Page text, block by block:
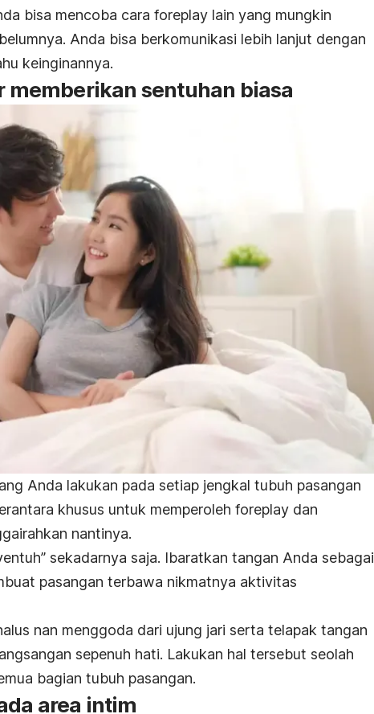
bisa mencoba cara foreplay lain yang mungkin
Anda bisa berkomunikasi lebih lanjut dengan
keinginannya.
memberikan sentuhan biasa
Anda lakukan pada setiap jengkal tubuh pasangan
khusus untuk memperoleh foreplay dan
nantinya.
sekadarnya saja. Ibaratkan tangan Anda sebagai
pasangan terbawa nikmatnya aktivitas
nan menggoda dari ujung jari serta telapak tangan
sepenuh hati. Lakukan hal tersebut seolah
bagian tubuh pasangan.
area intim